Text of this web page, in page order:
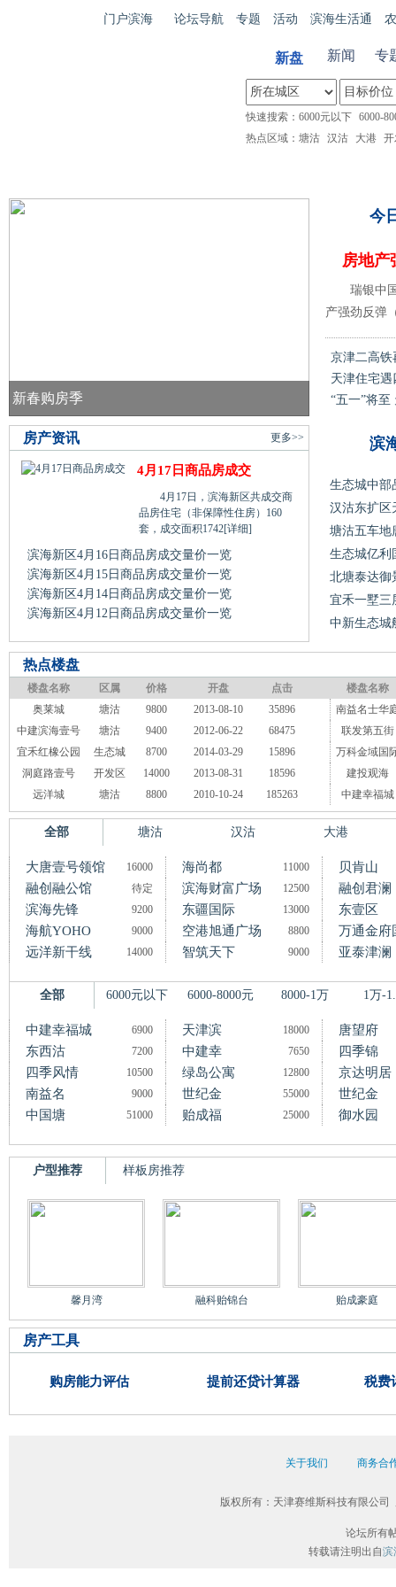
滨
门户滨海 论坛导航 专题 活动 滨海生活通
新盘 新闻 专
快速搜索： 6000元以下 6000-
热点区域： 塘沽 汉沽 大港
新春购房季
今
房地产
瑞银中
产强劲反弹
京津二高铁
天津住宅
“五一”将
房产资讯 更多>>
4月17日商品房成交
4月17日，滨海新区共成交商
品房住宅（非保障性住房）160
套，成交面积1742[详细]
滨海新区4月16日商品房成交量价一览
滨海新区4月15日商品房成交量价一览
滨海新区4月14日商品房成交量价一览
滨海新区4月12日商品房成交量价一览
滨
生态城中部
汉沽东扩区
塘沽五车地
生态城亿利
北塘泰达御
宜禾一墅三
中新生态城
热点楼盘
楼盘名称 区属 价格 开盘
点击
奥莱城
塘沽 9800 2013-08-10
35896
中建滨海壹号
塘沽 9400 2012-06-22
68475
宜禾红橡公园
生态城 8700 2014-03-29
15896
洞庭路壹号
开发区 14000 2013-08-31
18596
远洋城
塘沽 8800 2010-10-24 185263
楼盘名称
南益名士华
联发第五街
万科金域国
建投观海
中建幸福城
全部 塘沽 汉沽 大港
大唐壹号领馆 16000 海尚都 11000
贝肯山
融创融公馆
待定 滨海财富广场 12500
融创君澜
滨海先锋
9200 东疆国际 13000
东壹区
海航YOHO
9000 空港旭通广场 8800
万通金府
远洋新干线
14000 智筑天下 9000 亚泰津澜
全部 6000元以下 6000-8000元 8000-1万 1万-
中建幸福城 6900 天津滨 18000
唐望府
东西沽
7200 中建幸 7650
四季锦
四季风情
10500 绿岛公寓 12800
京达明居
南益名
9000 世纪金 55000
世纪金
中国塘
51000 贻成福 25000 御水园
户型推荐 样板房推荐
馨月湾 融科贻锦台 贻成豪庭
房产工具
购房能力评估 提前还贷计算器 税费
关于我们 商务合
版权所有：天津赛维斯科技有限公司
论坛所有
转载请注明出自滨